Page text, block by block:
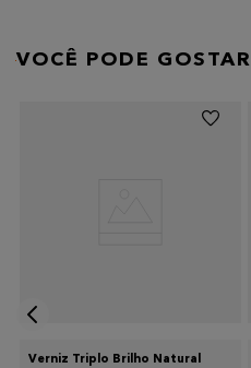
VOCÊ PODE GOSTAR
Verniz Triplo Brilho Natural